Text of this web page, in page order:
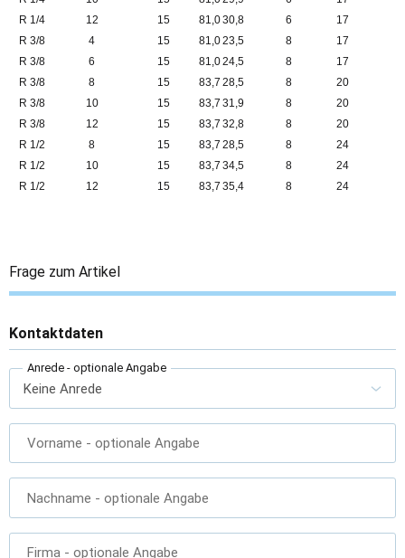
R 1/4
12 15 81,030,8 6
17
R 3/8
4 15 81,023,5 8
17
R 3/8
6 15 81,024,5 8
17
R 3/8
8 15 83,7 28,5 8
20
R 3/8
10 15 83,7 31,9 8
20
R 3/8
12 15 83,7 32,8 8
20
R 1/2
8 15 83,7 28,5 8
24
R 1/2
10 15 83,7 34,5 8
24
R 1/2
12 15 83,7 35,4 8 24
Frage zum Artikel
Kontaktdaten
Anrede - optionale Angabe
Vorname - optionale Angabe
Nachname - optionale Angabe
Firma - optionale Angabe